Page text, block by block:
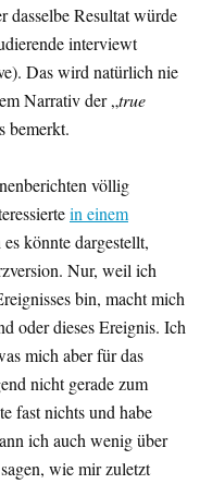
dasselbe Resultat würde
interviewt
Das wird natürlich nie
Narrativ der „true
bemerkt.
völlig
in einem
es könnte dargestellt,
Nur, weil ich
bin, macht mich
oder dieses Ereignis. Ich
mich aber für das
nicht gerade zum
fast nichts und habe
ich auch wenig über
wie mir zuletzt